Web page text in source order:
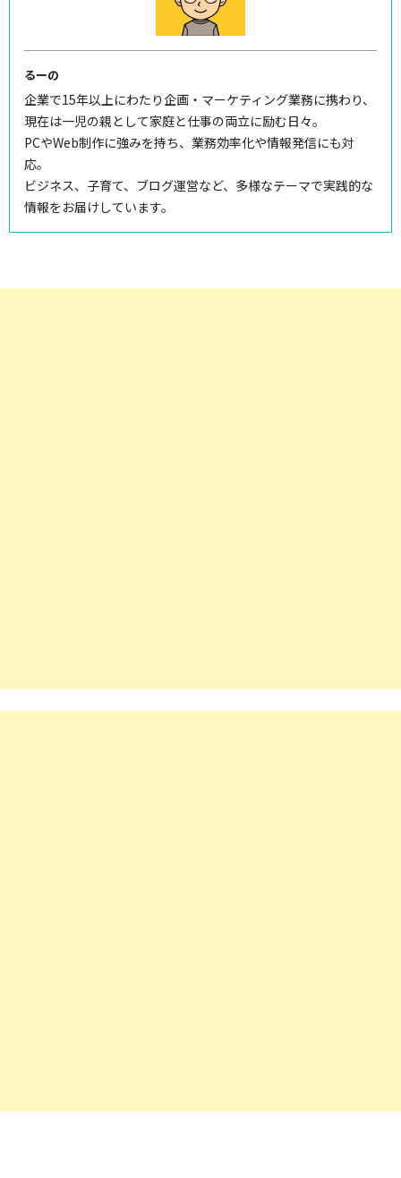
るーの
企業で15年以上にわたり企画・マーケティング業務に携わり、
現在は一児の親として家庭と仕事の両立に励む日々。
PCやWeb制作に強みを持ち、業務効率化や情報発信にも対
応。
ビジネス、子育て、ブログ運営など、多様なテーマで実践的な
情報をお届けしています。